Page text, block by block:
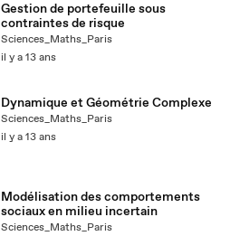
Gestion de portefeuille sous
contraintes de risque
Sciences_Maths_Paris
il y a 13 ans
Dynamique et Géométrie Complexe
Sciences_Maths_Paris
il y a 13 ans
Modélisation des comportements
sociaux en milieu incertain
Sciences_Maths_Paris